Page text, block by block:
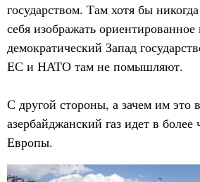
государством. Там хотя бы
себя изображать ориентированное
демократический Запад
ЕС и НАТО там не помышляют.
С другой стороны, а зачем им это
азербайджанский газ идет в более
Европы.